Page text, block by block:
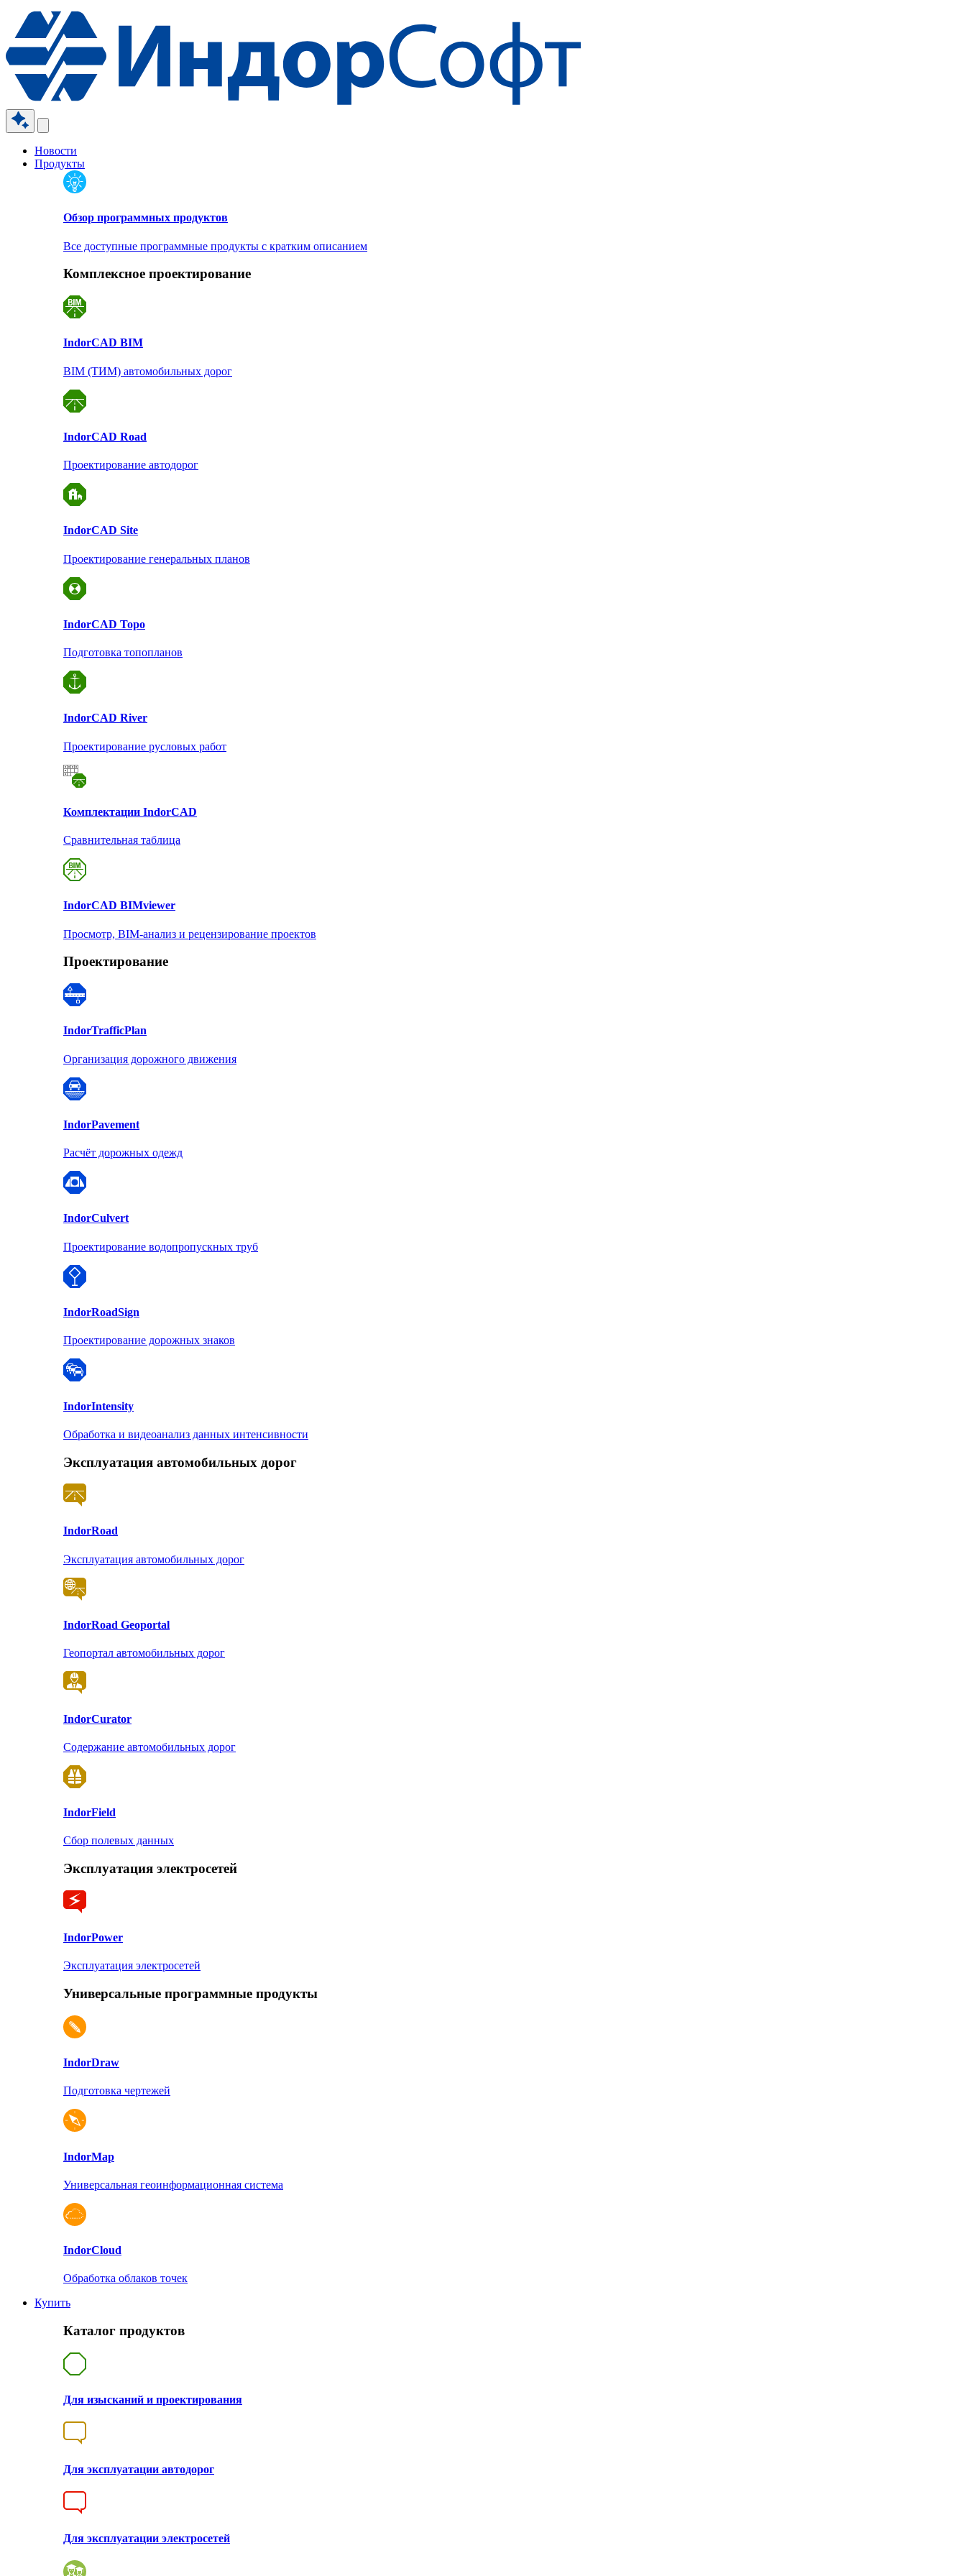
Новости
Продукты
Обзор программных продуктов
Все доступные программные продукты с кратким описанием
Комплексное проектирование
IndorCAD BIM
BIM (ТИМ) автомобильных дорог
IndorCAD Road
Проектирование автодорог
IndorCAD Site
Проектирование генеральных планов
IndorCAD Topo
Подготовка топопланов
IndorCAD River
Проектирование русловых работ
Комплектации IndorCAD
Сравнительная таблица
IndorCAD BIMviewer
Просмотр, BIM-анализ и рецензирование проектов
Проектирование
IndorTrafficPlan
Организация дорожного движения
IndorPavement
Расчёт дорожных одежд
IndorCulvert
Проектирование водопропускных труб
IndorRoadSign
Проектирование дорожных знаков
IndorIntensity
Обработка и видеоанализ данных интенсивности
Эксплуатация автомобильных дорог
IndorRoad
Эксплуатация автомобильных дорог
IndorRoad Geoportal
Геопортал автомобильных дорог
IndorCurator
Содержание автомобильных дорог
IndorField
Сбор полевых данных
Эксплуатация электросетей
IndorPower
Эксплуатация электросетей
Универсальные программные продукты
IndorDraw
Подготовка чертежей
IndorMap
Универсальная геоинформационная система
IndorCloud
Обработка облаков точек
Купить
Каталог продуктов
Для изысканий и проектирования
Для эксплуатации автодорог
Для эксплуатации электросетей